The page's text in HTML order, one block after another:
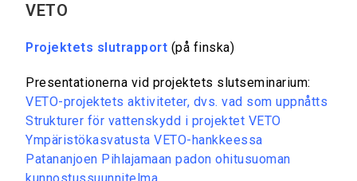
VETO
Projektets slutrapport (på finska)
Presentationerna vid projektets slutseminarium:
VETO-projektets aktiviteter, dvs. vad som uppnåtts
Strukturer för vattenskydd i projektet VETO
Ympäristökasvatusta VETO-hankkeessa
Patananjoen Pihlajamaan padon ohitusuoman